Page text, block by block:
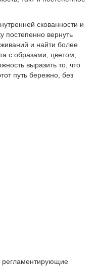
скованности и
постепенно вернуть
и найти более
с образами, цветом,
выразить то, что
путь бережно, без
регламентирующие